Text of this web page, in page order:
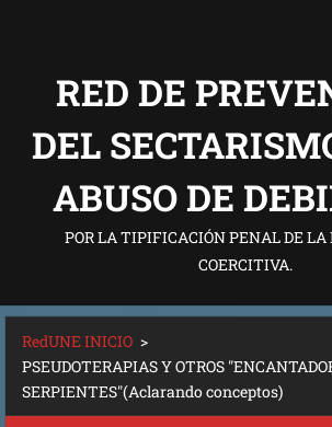
RED DE
DEL
ABUSO DE
POR LA TIPIFICACIÓN PENAL DE LA
COERCITIVA.
RedUNE INICIO >
PSEUDOTERAPIAS Y OTROS
SERPIENTES"(Aclarando conceptos)